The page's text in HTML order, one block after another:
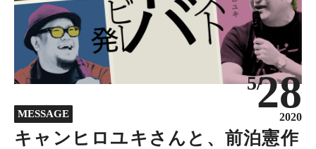
EVENT
DESIGN
NEWS
DISCOVERY
COLUMN
320
MESSAGE
5/28
2020
キャンヒロユキさんと、前泊憲作